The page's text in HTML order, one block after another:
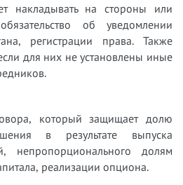
накладывать на стороны или
об уведомлении
регистрации права. Также
для них не установлены иные
который защищает долю
в результате выпуска
непропорционального долям
реализации опциона.